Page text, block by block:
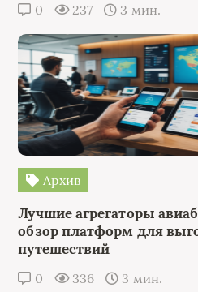
0 237 3 мин.
Архив
Лучшие агрегаторы
обзор платформ для
путешествий
0 336 3 мин.